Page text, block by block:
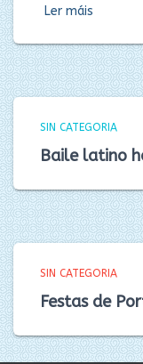
Ler máis
SIN CATEGORIA
Baile latino
SIN CATEGORIA
Festas de